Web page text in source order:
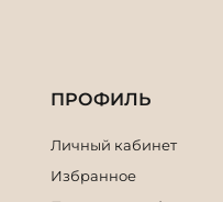
ПРОФИЛЬ
Личный кабинет
Избранное